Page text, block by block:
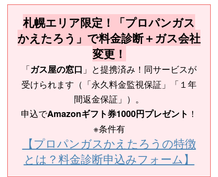
札幌エリア限定！「プロパンガス
かえたろう」で料金診断＋ガス会社
変更！
「ガス屋の窓口 」と提携済み！同サービスが
受けられます（「永久料金監視保証」「１年
間返金保証」）。
申込でAmazonギフト券1000円プレゼント ！
※条件有
【プロパンガスかえたろうの特徴
とは？料金診断申込みフォーム】